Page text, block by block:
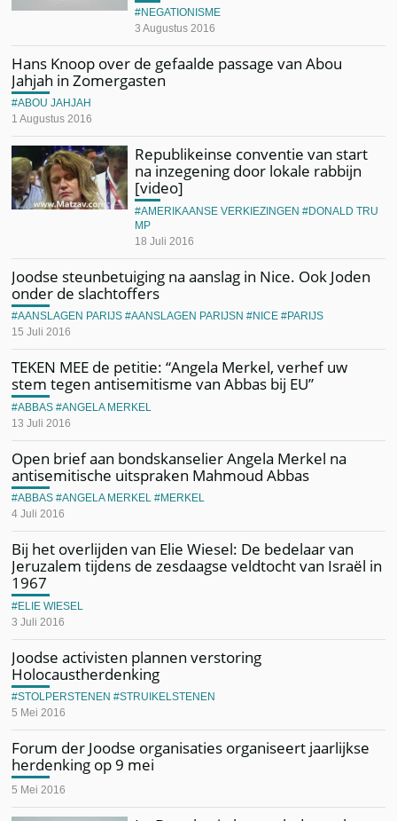
3 Augustus 2016
NEGATIONISME
Hans Knoop over de gefaalde passage van Abou
Jahjah in Zomergasten
1 Augustus 2016
ABOU JAHJAH
Republikeinse conventie van start
na inzegening door lokale rabbijn
[video]
18 Juli 2016
AMERIKAANSE VERKIEZINGEN
DONALD TRU
MP
Joodse steunbetuiging na aanslag in Nice. Ook Joden
onder de slachtoffers
15 Juli 2016
AANSLAGEN PARIJS AANSLAGEN PARIJSN NICE PARIJS
TEKEN MEE de petitie: “Angela Merkel, verhef uw
stem tegen antisemitisme van Abbas bij EU”
13 Juli 2016
ABBAS ANGELA MERKEL
Open brief aan bondskanselier Angela Merkel na
antisemitische uitspraken Mahmoud Abbas
4 Juli 2016
ABBAS ANGELA MERKEL MERKEL
Bij het overlijden van Elie Wiesel: De bedelaar van
Jeruzalem tijdens de zesdaagse veldtocht van Israël in
1967
3 Juli 2016
ELIE WIESEL
Joodse activisten plannen verstoring
Holocaustherdenking
5 Mei 2016
STOLPERSTENEN STRUIKELSTENEN
Forum der Joodse organisaties organiseert jaarlijkse
herdenking op 9 mei
5 Mei 2016